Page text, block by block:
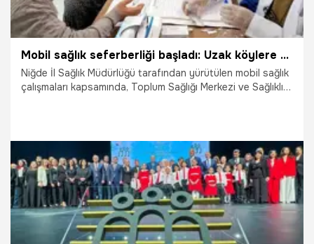
Mobil sağlık seferberliği başladı: Uzak köylere ücretsiz sağlık hizmeti
Niğde İl Sağlık Müdürlüğü tarafından yürütülen mobil sağlık
çalışmaları kapsamında, Toplum Sağlığı Merkezi ve Sağlıklı
16.05.2026 Gündem